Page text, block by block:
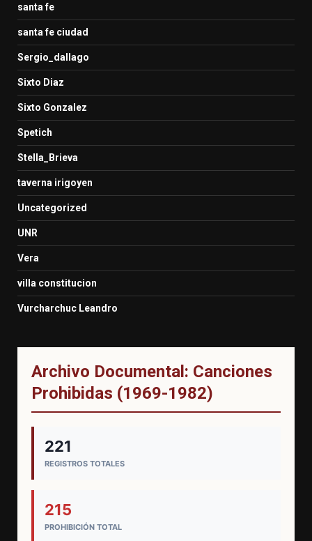
santa fe
santa fe ciudad
Sergio_dallago
Sixto Diaz
Sixto Gonzalez
Spetich
Stella_Brieva
taverna irigoyen
Uncategorized
UNR
Vera
villa constitucion
Vurcharchuc Leandro
Archivo Documental: Canciones
Prohibidas (1969-1982)
221
REGISTROS TOTALES
215
PROHIBICIÓN TOTAL